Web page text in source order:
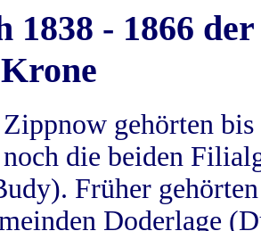
1838 - 1866
gehörten
die beiden
Früher
Doderlage